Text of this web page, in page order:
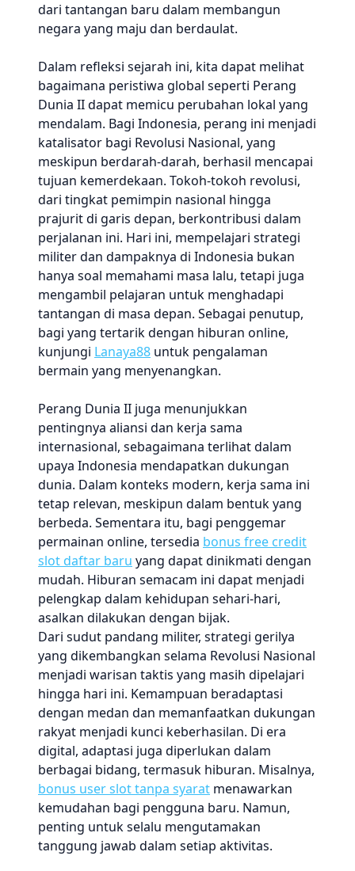
dari tantangan baru dalam membangun
negara yang maju dan berdaulat.
Dalam refleksi sejarah ini, kita dapat melihat
bagaimana peristiwa global seperti Perang
Dunia II dapat memicu perubahan lokal yang
mendalam. Bagi Indonesia, perang ini menjadi
katalisator bagi Revolusi Nasional, yang
meskipun berdarah-darah, berhasil mencapai
tujuan kemerdekaan. Tokoh-tokoh revolusi,
dari tingkat pemimpin nasional hingga
prajurit di garis depan, berkontribusi dalam
perjalanan ini. Hari ini, mempelajari strategi
militer dan dampaknya di Indonesia bukan
hanya soal memahami masa lalu, tetapi juga
mengambil pelajaran untuk menghadapi
tantangan di masa depan. Sebagai penutup,
bagi yang tertarik dengan hiburan online,
kunjungi Lanaya88 untuk pengalaman
bermain yang menyenangkan.
Perang Dunia II juga menunjukkan
pentingnya aliansi dan kerja sama
internasional, sebagaimana terlihat dalam
upaya Indonesia mendapatkan dukungan
dunia. Dalam konteks modern, kerja sama ini
tetap relevan, meskipun dalam bentuk yang
berbeda. Sementara itu, bagi penggemar
permainan online, tersedia bonus free credit
slot daftar baru yang dapat dinikmati dengan
mudah. Hiburan semacam ini dapat menjadi
pelengkap dalam kehidupan sehari-hari,
asalkan dilakukan dengan bijak.
Dari sudut pandang militer, strategi gerilya
yang dikembangkan selama Revolusi Nasional
menjadi warisan taktis yang masih dipelajari
hingga hari ini. Kemampuan beradaptasi
dengan medan dan memanfaatkan dukungan
rakyat menjadi kunci keberhasilan. Di era
digital, adaptasi juga diperlukan dalam
berbagai bidang, termasuk hiburan. Misalnya,
bonus user slot tanpa syarat menawarkan
kemudahan bagi pengguna baru. Namun,
penting untuk selalu mengutamakan
tanggung jawab dalam setiap aktivitas.